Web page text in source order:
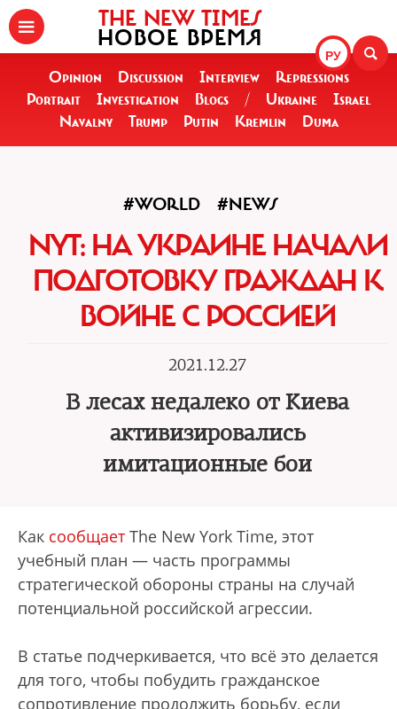
РУ
THE NEW TIMES
НОВОЕ ВРЕМЯ
Opinion Discussion Interview
Repressions
Portrait
Investigation Blogs / Ukraine
Israel
Navalny
Trump Putin Kremlin Duma
#WORLD #NEWS
NYT: НА УКРАИНЕ НАЧАЛИ
ПОДГОТОВКУ ГРАЖДАН К
ВОЙНЕ С РОССИЕЙ
2021.12.27
В лесах недалеко от Киева
активизировались
имитационные бои
Как сообщает The New York Time, этот
учебный план — часть программы
стратегической обороны страны на случай
потенциальной российской агрессии.
В статье подчеркивается, что всё это делается
для того, чтобы побудить гражданское
сопротивление продолжить борьбу, если